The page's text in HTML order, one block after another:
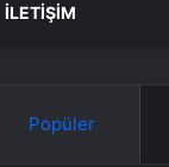
İLETIŞIM
Popüler